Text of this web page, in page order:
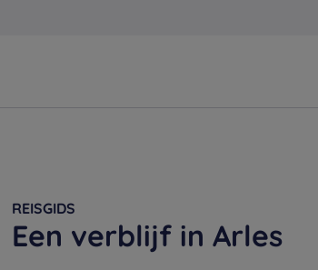
REISGIDS
Een verblijf in Arles